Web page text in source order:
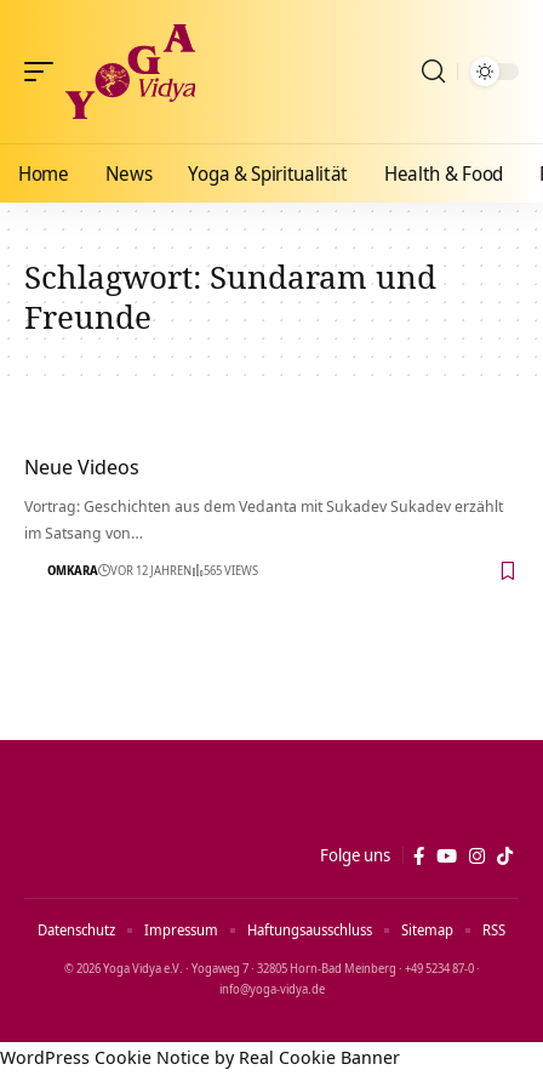
Home News Yoga & Spiritualität Health & Food
Schlagwort:Sundaram und
Freunde
Neue Videos
Vortrag: Geschichten aus dem Vedanta mit Sukadev Sukadev erzählt
im Satsang von…
OMKARA VOR 12 JAHREN 565 VIEWS
Folge uns
© 2026 Yoga Vidya e.V. · Yogaweg 7 · 32805 Horn‑Bad Meinberg · +49 5234 87‑0 ·
info@yoga‑vidya.de
Datenschutz Impressum Haftungsausschluss Sitemap RSS
WordPress Cookie Notice by Real Cookie Banner